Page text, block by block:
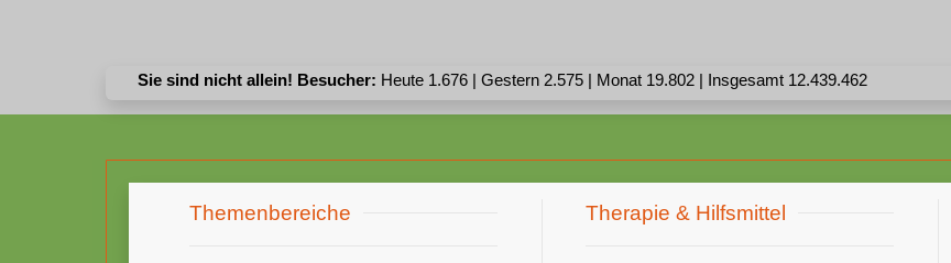
Sie sind nicht allein! Besucher: Heute 1.676 | Gestern 2.575 | Monat 19.802 | Insgesamt 12.439.462
Themenbereiche Therapie & Hilfsmittel